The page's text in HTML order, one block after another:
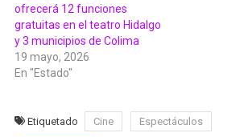
ofrecerá 12 funciones
gratuitas en el teatro Hidalgo
y 3 municipios de Colima
19 mayo, 2026
En "Estado"
Etiquetado Cine Espectáculos